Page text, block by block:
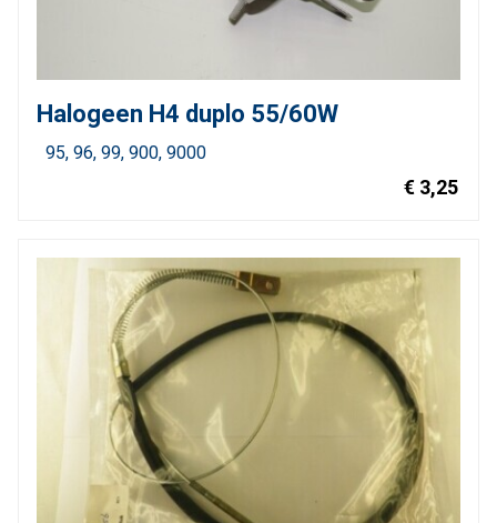
Halogeen H4 duplo 55/60W
95 96 99 900 9000
€ 3,25